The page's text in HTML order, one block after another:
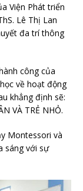
Viện Phát triển
Lê Thị Lan
đa trí thông
công của
về hoạt động
khẳng định sẽ:
VÀ TRẺ NHỎ.
Montessori và
sáng với sự